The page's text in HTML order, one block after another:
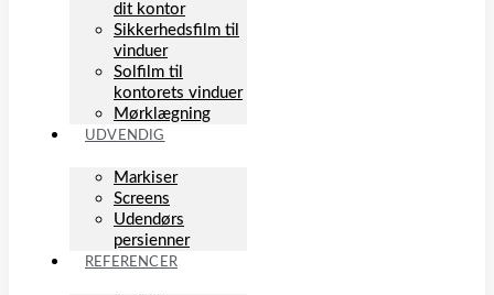
dit kontor
Sikkerhedsfilm til
vinduer
Solfilm til
kontorets vinduer
Mørklægning
UDVENDIG
Markiser
Screens
Udendørs
persienner
REFERENCER